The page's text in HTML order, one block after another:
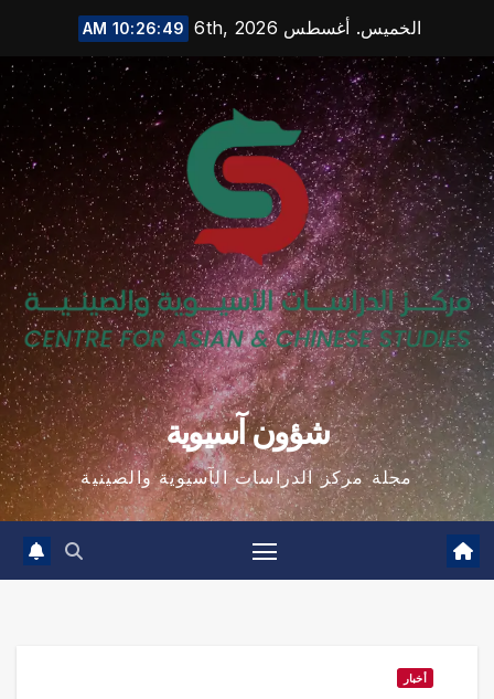
content
الخميس. أغسطس 6th, 2026 10:26:49 AM
شؤون آسيوية
مجلة مركز الدراسات الآسيوية والصينية
أخبار